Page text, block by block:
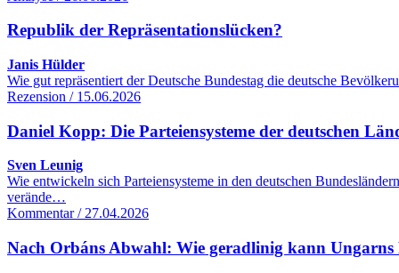
Republik der Repräsentationslücken?
Janis Hülder
Wie gut repräsentiert der Deutsche Bundestag die deutsche
Rezension / 15.06.2026
Daniel Kopp: Die Parteiensysteme der deutschen
Sven Leunig
Wie entwickeln sich Parteiensysteme in den deutschen
verände…
Kommentar / 27.04.2026
Nach Orbáns Abwahl: Wie geradlinig kann